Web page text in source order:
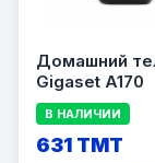
Домашний
Gigaset A170
В НАЛИЧИИ
631 TMT